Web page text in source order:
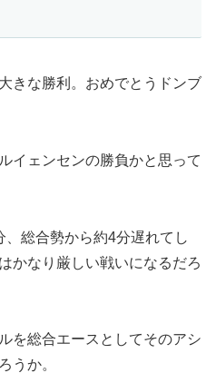
きな勝利。おめでとうドンブ
イェンセンの勝負かと思って
総合勢から約4分遅れてし
かなり厳しい戦いになるだろ
を総合エースとしてそのアシ
うか。